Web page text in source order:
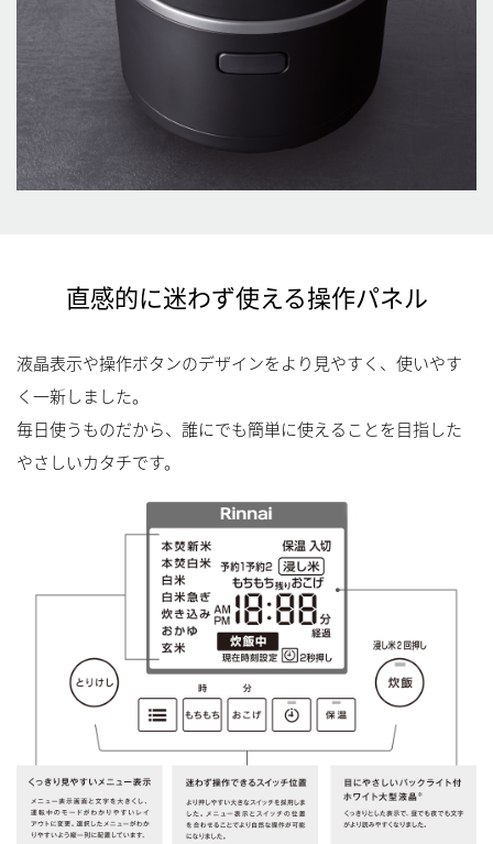
直感的に迷わず使える操作パネル
液晶表示や操作ボタンのデザインをより見やすく、使いやす
く一新しました。
毎日使うものだから、誰にでも簡単に使えることを目指した
やさしいカタチです。